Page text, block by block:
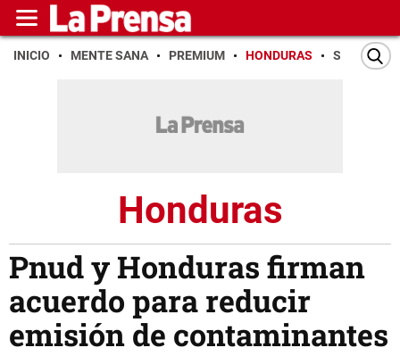
INICIO MENTE SANA PREMIUM HONDURAS SAN PEDRO
Honduras
Pnud y Honduras firman
acuerdo para reducir
emisión de contaminantes